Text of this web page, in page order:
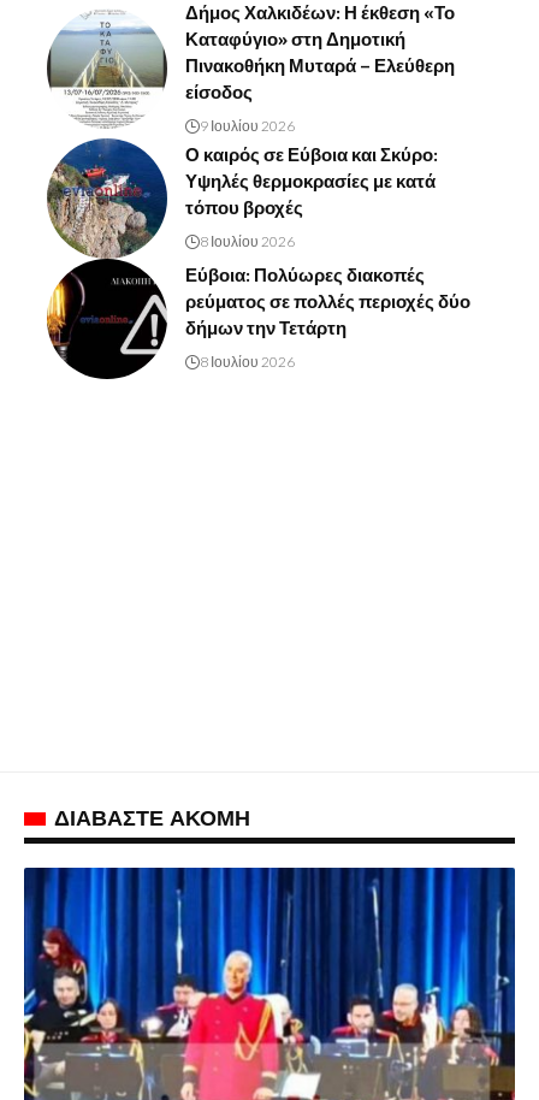
Δήμος Χαλκιδέων: Η έκθεση «Το
Καταφύγιο» στη Δημοτική
Πινακοθήκη Μυταρά – Ελεύθερη
είσοδος
9 Ιουλίου 2026
Ο καιρός σε Εύβοια και Σκύρο:
Υψηλές θερμοκρασίες με κατά
τόπου βροχές
8 Ιουλίου 2026
Εύβοια: Πολύωρες διακοπές
ρεύματος σε πολλές περιοχές δύο
δήμων την Τετάρτη
8 Ιουλίου 2026
ΔΙΑΒΑΣΤΕ ΑΚΟΜΗ